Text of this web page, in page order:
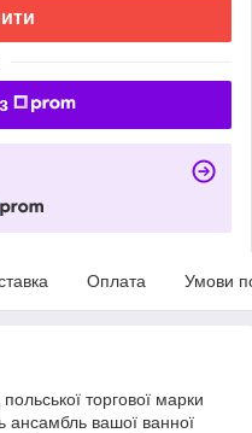
Оплата Умови
торгової марки
ансамбль вашої ванної